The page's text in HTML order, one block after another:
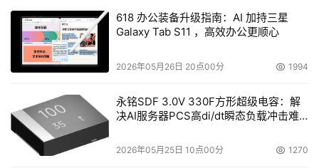
之前就有了伪造文凭的事情。因此这件事情可以说与
Veritas扯不上什么关系。第二个问题，我认为Veritas的账
目很清楚，不管谁来查，我相信他们最后都会给Veritas一
问：那现在与AOL有关的所谓假账调查情况进展如
何？
618 办公装备升级指南：AI 加持三星
Galaxy Tab S11 ，高效办公更顺心
2026年05月26日 20点00分 1994
永铭SDF 3.0V 330F方形超级电容：解
决AI服务器PCS高di/dt瞬态负载冲击难
2026年05月25日 10点00分 1270